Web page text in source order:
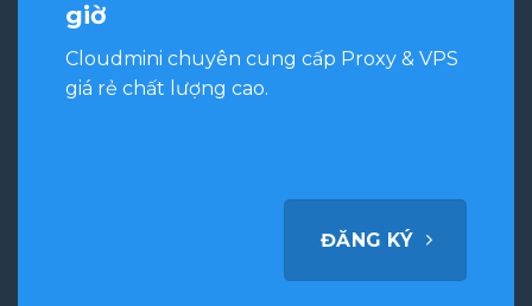
giờ
Cloudmini chuyên cung cấp Proxy & VPS
giá rẻ chất lượng cao.
ĐĂNG KÝ